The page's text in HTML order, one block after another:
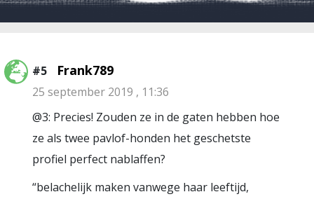
#5 Frank789
25 september 2019 , 11:36
@3: Precies! Zouden ze in de gaten hebben hoe
ze als twee pavlof-honden het geschetste
profiel perfect nablaffen?
“belachelijk maken vanwege haar leeftijd,